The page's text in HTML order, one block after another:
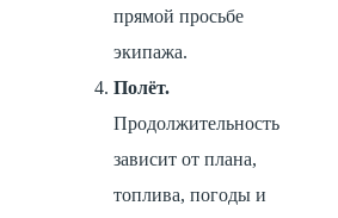
прямой просьбе
экипажа.
Полёт.
Продолжительность
зависит от плана,
топлива, погоды и